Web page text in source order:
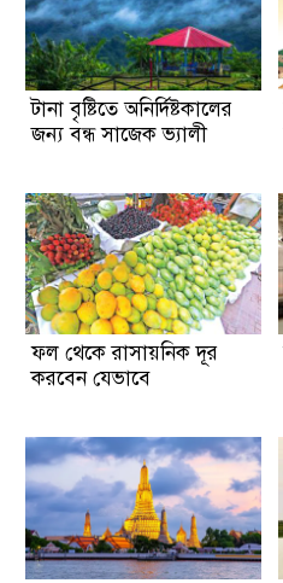
টানা বৃষ্টিতে অনির্দিষ্টকালের
জন্য বন্ধ সাজেক ভ্যালী
ফল থেকে রাসায়নিক দূর
করবেন যেভাবে